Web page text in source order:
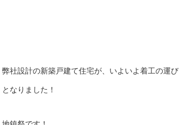
弊社設計の新築戸建て住宅が、いよいよ着工の運び
となりました！